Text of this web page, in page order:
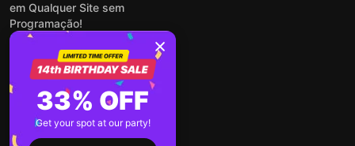
em Qualquer Site sem
Programação!
Como Incorporar Formulários
em Qualquer Site Online e
Gratuitamente
Como Criar Formulário para
WordPress: Simples e Rápido
33% OFF
Get your spot at our party!